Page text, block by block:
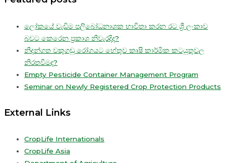
ලෝකයේ වැඩිම පලිබෝධනාශක භාවිතා කරන රට ශ්‍රී ලංකාව
බවට කෙරෙන ප්‍රකාශ නිවැරදිද?
නිදන්ගත වකුගඩු රෝගයට හේතුව කෘෂි කාර්මික කටයුතුවල
නිරතවීමද?
Empty Pesticide Container Management Program
Seminar on Newly Registered Crop Protection Products
External Links
CropLife Internationals
CropLife Asia